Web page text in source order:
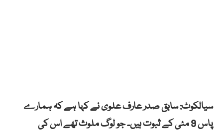
سیالکوٹ: سابق صدر عارف علوی نے کہا ہے کہ ہمارے
پاس 9 مئی کے ثبوت ہیں۔ جو لوگ ملوث تھے اس کی